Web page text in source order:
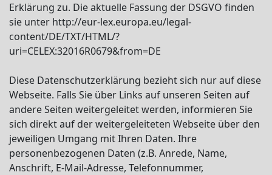
Erklärung zu. Die aktuelle Fassung der DSGVO finden
sie unter http://eur-lex.europa.eu/legal-
content/DE/TXT/HTML/?
uri=CELEX:32016R0679&from=DE
Diese Datenschutzerklärung bezieht sich nur auf diese
Webseite. Falls Sie über Links auf unseren Seiten auf
andere Seiten weitergeleitet werden, informieren Sie
sich direkt auf der weitergeleiteten Webseite über den
jeweiligen Umgang mit Ihren Daten. Ihre
personenbezogenen Daten (z.B. Anrede, Name,
Anschrift, E-Mail-Adresse, Telefonnummer,